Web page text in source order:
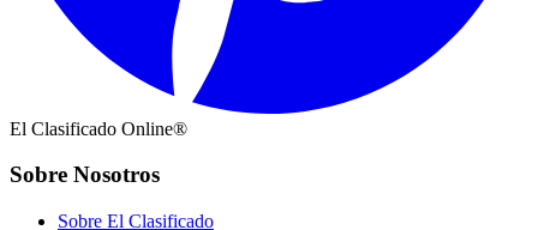
El Clasificado Online®
Sobre Nosotros
Sobre El Clasificado